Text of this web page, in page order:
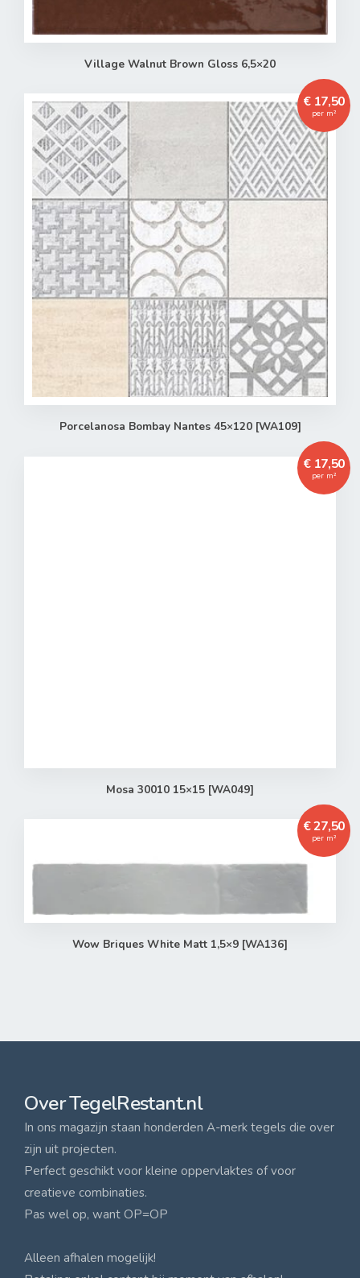
Village Walnut Brown Gloss 6,5×20
Porcelanosa Bombay Nantes 45×120 [WA109]
€ 17,50
per m²
Mosa 30010 15×15 [WA049]
€ 17,50
per m²
Wow Briques White Matt 1,5×9 [WA136]
€ 27,50
per m²
Toegevoegd aan winkelwagen
Het product is toegevoegd aan uw winkelwagen.
Verder winkelen Naar winkelwagen
Over TegelRestant.nl
In ons magazijn staan honderden A-merk tegels die over
zijn uit projecten.
Perfect geschikt voor kleine oppervlaktes of voor
creatieve combinaties.
Pas wel op, want OP=OP
Alleen afhalen mogelijk!